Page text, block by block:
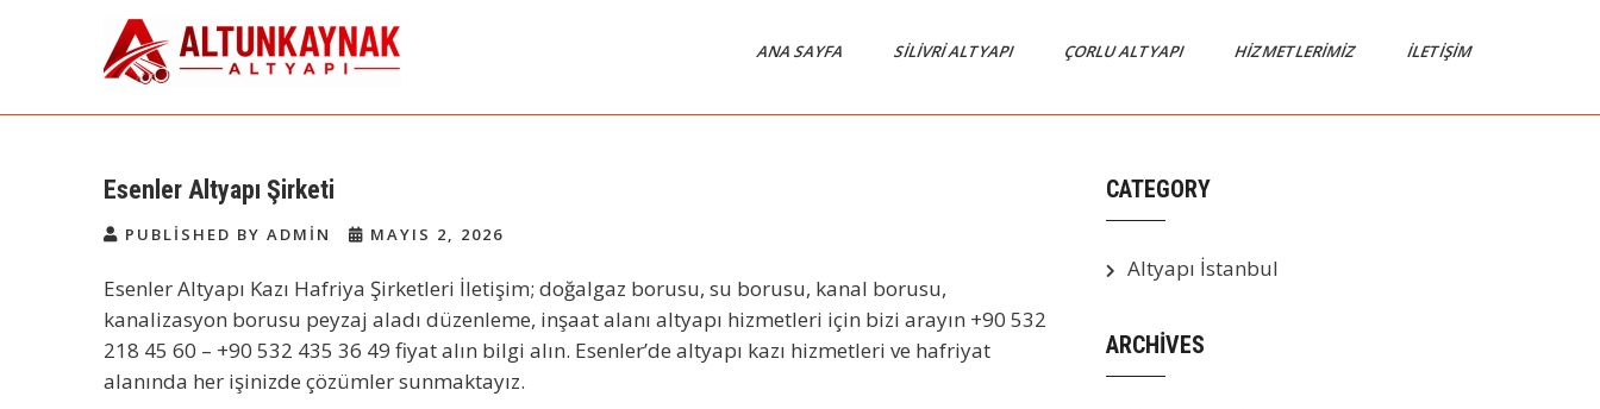
Altunkaynak Altyapı |
Firması
Avrupa Yakası Altyapı ve Kazı
ANA SAYFA SILIVRI ALTYAPI ÇORLU ALTYAPI HIZMETLERIMIZ İLETIŞIM
Esenler Altyapı Şirketi
PUBLISHED BY ADMIN MAYIS 2, 2026
Esenler Altyapı Kazı Hafriya Şirketleri İletişim; doğalgaz borusu, su borusu, kanal borusu,
kanalizasyon borusu peyzaj aladı düzenleme, inşaat alanı altyapı hizmetleri için bizi arayın +90 532
218 45 60 – +90 532 435 36 49 fiyat alın bilgi alın. Esenler’de altyapı kazı hizmetleri ve hafriyat
alanında her işinizde çözümler sunmaktayız.
CATEGORY
Altyapı İstanbul
ARCHIVES